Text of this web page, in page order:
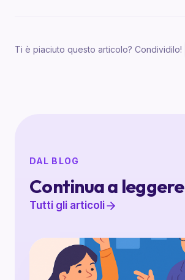
Ti è piaciuto questo articolo? Condividilo!
DAL BLOG
Continua a leggere
Tutti gli articoli